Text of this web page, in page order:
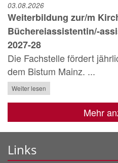
03.08.2026
Weiterbildung zur/m
Büchereiassistentin/-
2027-28
Die Fachstelle fördert
dem Bistum Mainz. ...
Weiter lesen
Mehr
Links